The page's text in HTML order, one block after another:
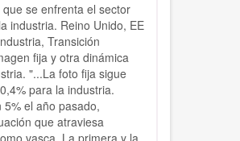
se enfrenta el sector
industria. Reino Unido, EE
Transición
fija y otra dinámica
"...La foto fija sigue
para la industria.
el año pasado,
que atraviesa